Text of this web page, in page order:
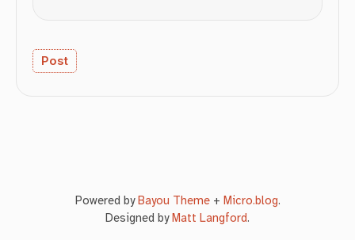
Powered byBayou Theme+ Micro.blog.
Designed byMatt Langford.